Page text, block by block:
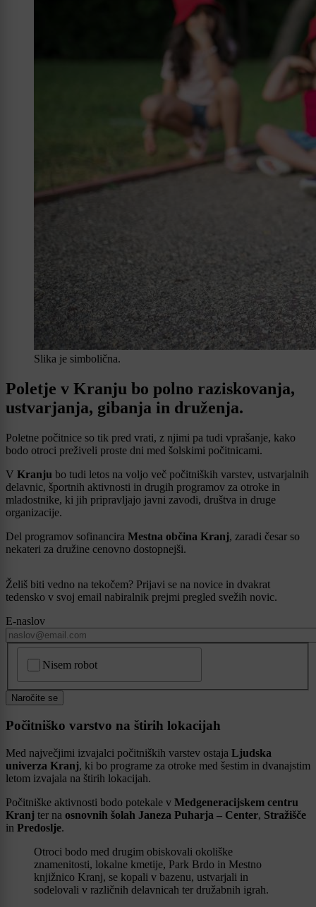
Slika je simbolična.
Poletje v Kranju bo polno raziskovanja,
ustvarjanja, gibanja in druženja.
Poletne počitnice so tik pred vrati, z njimi pa tudi vprašanje, kako
bodo otroci preživeli proste dni med šolskimi počitnicami.
V Kranju bo tudi letos na voljo več počitniških varstev, ustvarjalnih
delavnic, športnih aktivnosti in drugih programov za otroke in
mladostnike, ki jih pripravljajo javni zavodi, društva in druge
organizacije.
Del programov sofinancira Mestna občina Kranj, zaradi česar so
nekateri za družine cenovno dostopnejši.
Želiš biti vedno na tekočem? Prijavi se na novice in dvakrat
tedensko v svoj email nabiralnik prejmi pregled svežih novic.
E-naslov
Nisem robot
Naročite se
Počitniško varstvo na štirih lokacijah
Med največjimi izvajalci počitniških varstev ostaja Ljudska
univerza Kranj, ki bo programe za otroke med šestim in dvanajstim
letom izvajala na štirih lokacijah.
Počitniške aktivnosti bodo potekale v Medgeneracijskem centru
Kranj ter na osnovnih šolah Janeza Puharja – Center, Stražišče
in Predoslje.
Otroci bodo med drugim obiskovali okoliške
znamenitosti, lokalne kmetije, Park Brdo in Mestno
knjižnico Kranj, se kopali v bazenu, ustvarjali in
sodelovali v različnih delavnicah ter družabnih igrah.